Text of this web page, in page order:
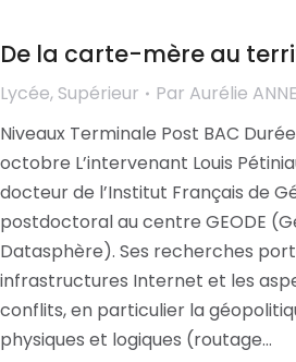
De la carte-mère au
Lycée, Supérieur Par Aurélie
Niveaux Terminale Post BAC
octobre L’intervenant Louis
docteur de l’Institut Français de
postdoctoral au centre GEODE
Datasphère). Ses recherches
infrastructures Internet et les
conflits, en particulier la
physiques et logiques (routage…